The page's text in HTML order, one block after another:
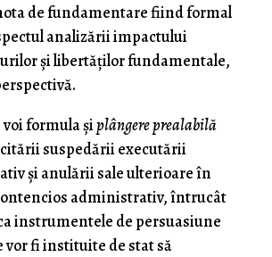
de fundamentare fiind formal
analizării impactului
şi libertăţilor fundamentale,
formula şiplângere prealabilă
suspedării executării
şi anulării sale ulterioare în
administrativ, întrucât
instrumentele de persuasiune
vor fi instituite de stat să